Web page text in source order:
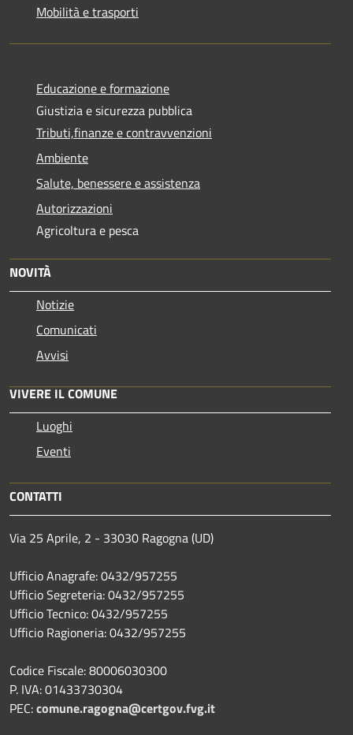
Mobilità e trasporti
Educazione e formazione
Giustizia e sicurezza pubblica
Tributi,finanze e contravvenzioni
Ambiente
Salute, benessere e assistenza
Autorizzazioni
Agricoltura e pesca
NOVITÀ
Notizie
Comunicati
Avvisi
VIVERE IL COMUNE
Luoghi
Eventi
CONTATTI
Via 25 Aprile, 2 - 33030 Ragogna (UD)
Ufficio Anagrafe: 0432/957255
Ufficio Segreteria: 0432/957255
Ufficio Tecnico: 0432/957255
Ufficio Ragioneria: 0432/957255
Codice Fiscale: 80006030300
P. IVA: 01433730304
PEC:comune.ragogna@certgov.fvg.it